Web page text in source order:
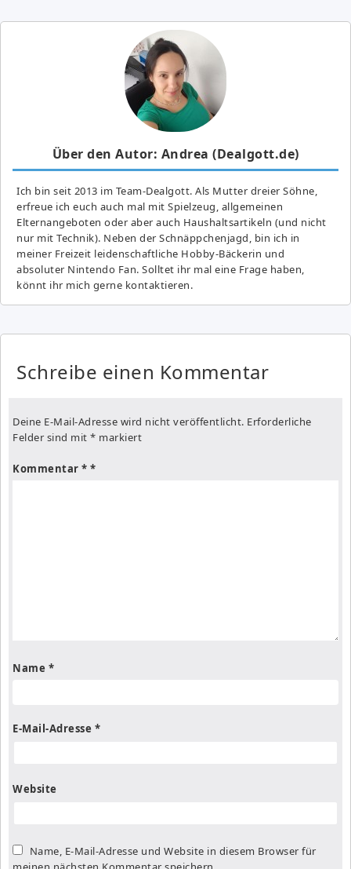
Über den Autor: Andrea (Dealgott.de)
Ich bin seit 2013 im Team-Dealgott. Als Mutter dreier Söhne,
erfreue ich euch auch mal mit Spielzeug, allgemeinen
Elternangeboten oder aber auch Haushaltsartikeln (und nicht
nur mit Technik). Neben der Schnäppchenjagd, bin ich in
meiner Freizeit leidenschaftliche Hobby-Bäckerin und
absoluter Nintendo Fan. Solltet ihr mal eine Frage haben,
könnt ihr mich gerne kontaktieren.
Schreibe einen Kommentar
Deine E-Mail-Adresse wird nicht veröffentlicht. Erforderliche
Felder sind mit * markiert
Kommentar *
Name *
E-Mail-Adresse *
Website
Name, E-Mail-Adresse und Website in diesem Browser für